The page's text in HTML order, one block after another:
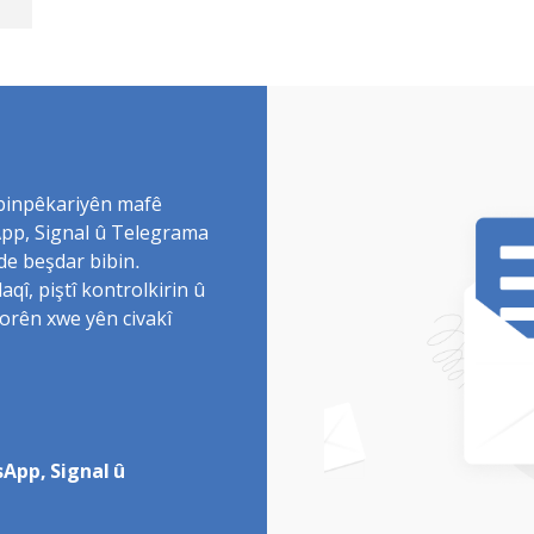
mafê
Signal û Telegrama
beşdar bibin.
piştî kontrolkirin û
xwe yên civakî
Signal û